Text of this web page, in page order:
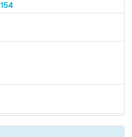
154